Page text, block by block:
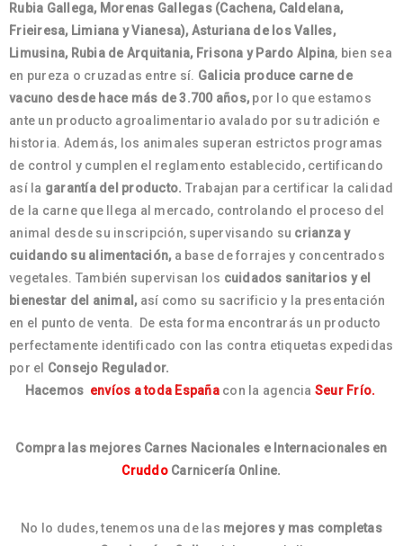
Rubia Gallega, Morenas Gallegas (Cachena, Caldelana,
Frieiresa, Limiana y Vianesa), Asturiana de los Valles,
Limusina, Rubia de Arquitania, Frisona y Pardo Alpina, bien sea
en pureza o cruzadas entre sí. Galicia produce carne de
vacuno desde hace más de 3.700 años,por lo que estamos
ante un producto agroalimentario avalado por su tradición e
historia. Además, los animales superan estrictos programas
de control y cumplen el reglamento establecido, certificando
así la garantía del producto. Trabajan para certificar la calidad
de la carne que llega al mercado, controlando el proceso del
animal desde su inscripción, supervisando su crianza y
cuidando su alimentación,a base de forrajes y concentrados
vegetales. También supervisan los cuidados sanitarios y el
bienestar del animal,así como su sacrificio y la presentación
en el punto de venta. De esta forma encontrarás un producto
perfectamente identificado con las contra etiquetas expedidas
por el Consejo Regulador.
Hacemos envíos a toda Españacon la agencia Seur Frío.
Compra las mejores Carnes Nacionales e Internacionales en
Cruddo Carnicería Online.
No lo dudes, tenemos una de las mejores y mas completas